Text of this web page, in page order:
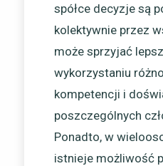
spółce decyzje są
kolektywnie przez
może sprzyjać
wykorzystaniu
kompetencji i
poszczególnych
Ponadto, w
istnieje możliwość